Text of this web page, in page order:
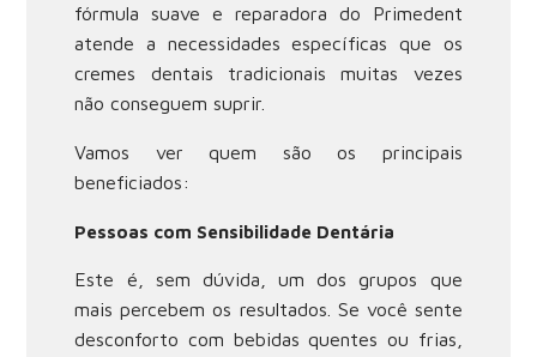
fórmula suave e reparadora do Primedent
atende a necessidades específicas que os
cremes dentais tradicionais muitas vezes
não conseguem suprir.
Vamos ver quem são os principais
beneficiados:
Pessoas com Sensibilidade Dentária
Este é, sem dúvida, um dos grupos que
mais percebem os resultados. Se você sente
desconforto com bebidas quentes ou frias,